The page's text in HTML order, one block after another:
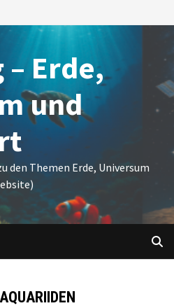
– Erde,
und
den Themen Erde, Universum